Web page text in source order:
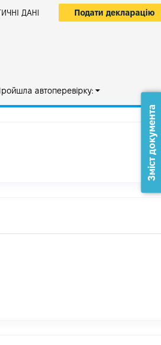
ДАНІ Подати декларацію
автоперевірку:
Зміст документа